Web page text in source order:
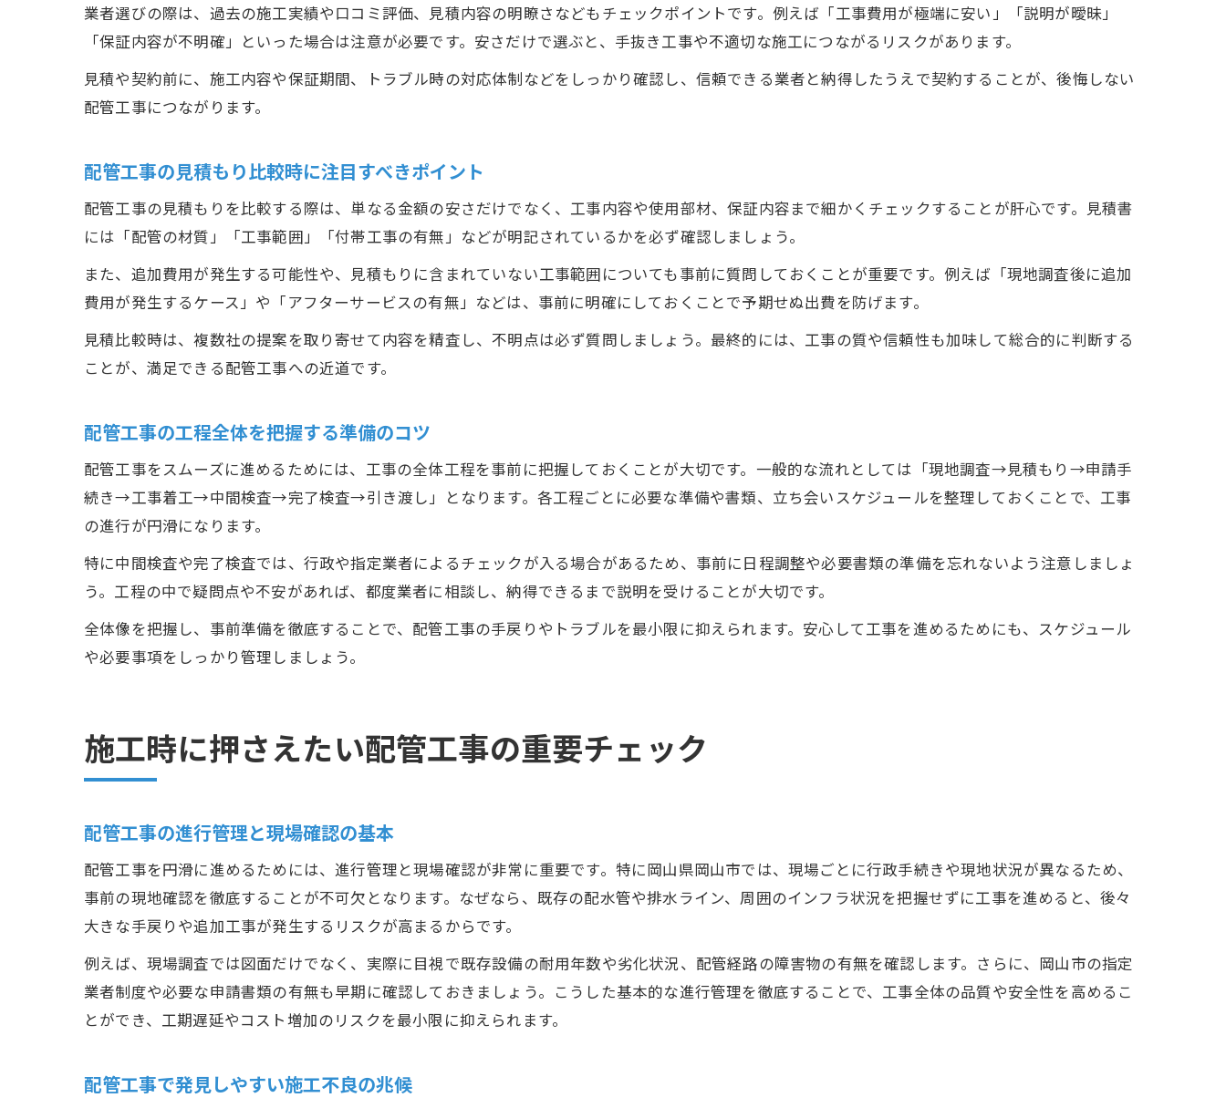
配管工事の全体流れを分かりやすく解説
配管工事の進捗管理とスケジュール調整術
業者選びの際は、過去の施工実績や口コミ評価、見積内容の明瞭さなどもチェックポイントです。例えば「工事費用が極端に安い」「説明が曖昧」
「保証内容が不明確」といった場合は注意が必要です。安さだけで選ぶと、手抜き工事や不適切な施工につながるリスクがあります。
見積や契約前に、施工内容や保証期間、トラブル時の対応体制などをしっかり確認し、信頼できる業者と納得したうえで契約することが、後悔しない
配管工事につながります。
配管工事の見積もり比較時に注目すべきポイント
配管工事の見積もりを比較する際は、単なる金額の安さだけでなく、工事内容や使用部材、保証内容まで細かくチェックすることが肝心です。見積書
には「配管の材質」「工事範囲」「付帯工事の有無」などが明記されているかを必ず確認しましょう。
また、追加費用が発生する可能性や、見積もりに含まれていない工事範囲についても事前に質問しておくことが重要です。例えば「現地調査後に追加
費用が発生するケース」や「アフターサービスの有無」などは、事前に明確にしておくことで予期せぬ出費を防げます。
見積比較時は、複数社の提案を取り寄せて内容を精査し、不明点は必ず質問しましょう。最終的には、工事の質や信頼性も加味して総合的に判断する
ことが、満足できる配管工事への近道です。
配管工事の工程全体を把握する準備のコツ
配管工事をスムーズに進めるためには、工事の全体工程を事前に把握しておくことが大切です。一般的な流れとしては「現地調査→見積もり→申請手
続き→工事着工→中間検査→完了検査→引き渡し」となります。各工程ごとに必要な準備や書類、立ち会いスケジュールを整理しておくことで、工事
の進行が円滑になります。
特に中間検査や完了検査では、行政や指定業者によるチェックが入る場合があるため、事前に日程調整や必要書類の準備を忘れないよう注意しましょ
う。工程の中で疑問点や不安があれば、都度業者に相談し、納得できるまで説明を受けることが大切です。
全体像を把握し、事前準備を徹底することで、配管工事の手戻りやトラブルを最小限に抑えられます。安心して工事を進めるためにも、スケジュール
や必要事項をしっかり管理しましょう。
施工時に押さえたい配管工事の重要チェック
配管工事の進行管理と現場確認の基本
配管工事を円滑に進めるためには、進行管理と現場確認が非常に重要です。特に岡山県岡山市では、現場ごとに行政手続きや現地状況が異なるため、
事前の現地確認を徹底することが不可欠となります。なぜなら、既存の配水管や排水ライン、周囲のインフラ状況を把握せずに工事を進めると、後々
大きな手戻りや追加工事が発生するリスクが高まるからです。
例えば、現場調査では図面だけでなく、実際に目視で既存設備の耐用年数や劣化状況、配管経路の障害物の有無を確認します。さらに、岡山市の指定
業者制度や必要な申請書類の有無も早期に確認しておきましょう。こうした基本的な進行管理を徹底することで、工事全体の品質や安全性を高めるこ
とができ、工期遅延やコスト増加のリスクを最小限に抑えられます。
配管工事で発見しやすい施工不良の兆候